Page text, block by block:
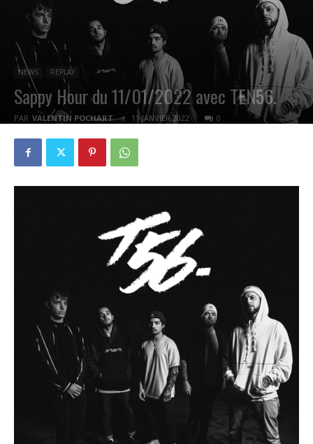
NEWS REPLAY
Sappy Hour du 11/01/2022 avec TEN56.
PAR VALENTIN POCHART 11 JANVIER 2022 0